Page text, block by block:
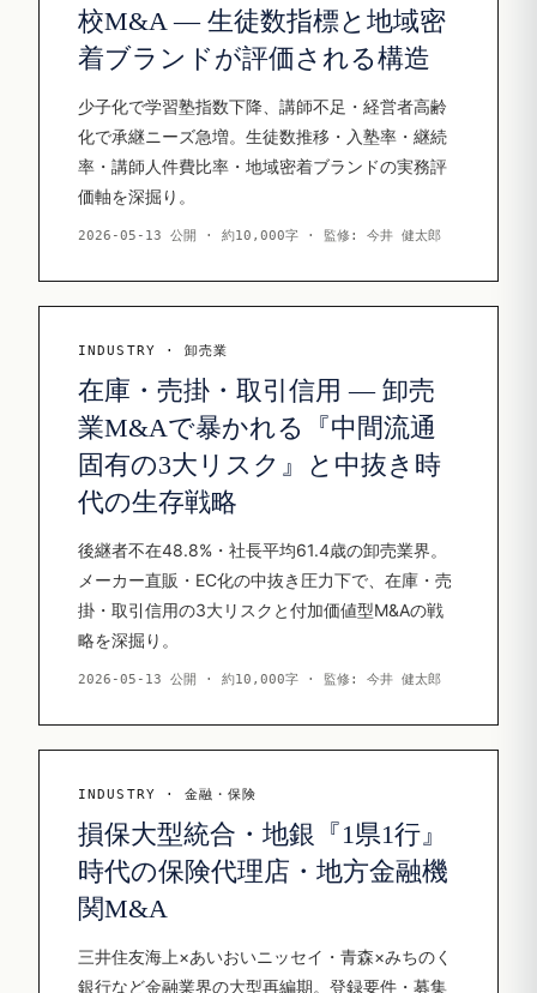
校M&A — 生徒数指標と地域密
着ブランドが評価される構造
少子化で学習塾指数下降、講師不足・経営者高齢
化で承継ニーズ急増。生徒数推移・入塾率・継続
率・講師人件費比率・地域密着ブランドの実務評
価軸を深掘り。
2026-05-13 公開 · 約10,000字 · 監修: 今井 健太郎
INDUSTRY · 卸売業
在庫・売掛・取引信用 — 卸売
業M&Aで暴かれる『中間流通
固有の3大リスク』と中抜き時
代の生存戦略
後継者不在48.8%・社長平均61.4歳の卸売業界。
メーカー直販・EC化の中抜き圧力下で、在庫・売
掛・取引信用の3大リスクと付加価値型M&Aの戦
略を深掘り。
2026-05-13 公開 · 約10,000字 · 監修: 今井 健太郎
INDUSTRY · 金融・保険
損保大型統合・地銀『1県1行』
時代の保険代理店・地方金融機
関M&A
三井住友海上×あいおいニッセイ・青森×みちのく
銀行など金融業界の大型再編期。登録要件・募集